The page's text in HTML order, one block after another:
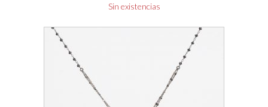
Sin existencias